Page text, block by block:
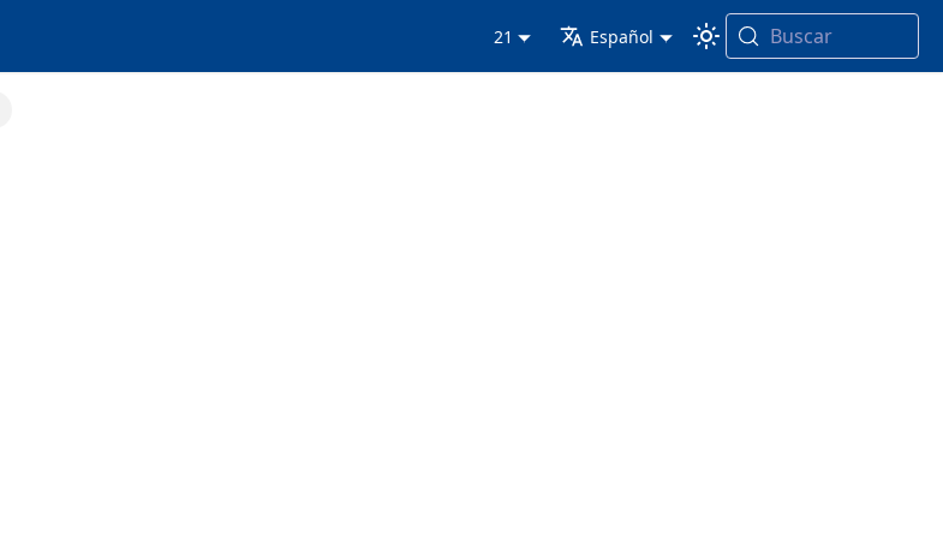
21 Español Buscar